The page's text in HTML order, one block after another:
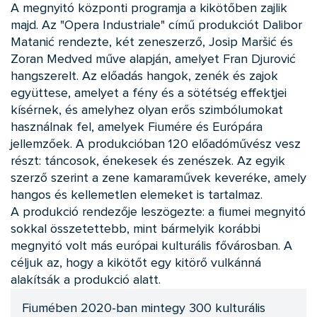
A megnyitó központi programja a kikötőben zajlik
majd. Az "Opera Industriale" című produkciót Dalibor
Matanić rendezte, két zeneszerző, Josip Maršić és
Zoran Medved műve alapján, amelyet Fran Djurović
hangszerelt. Az előadás hangok, zenék és zajok
együttese, amelyet a fény és a sötétség effektjei
kísérnek, és amelyhez olyan erős szimbólumokat
használnak fel, amelyek Fiumére és Európára
jellemzőek. A produkcióban 120 előadóművész vesz
részt: táncosok, énekesek és zenészek. Az egyik
szerző szerint a zene kamaraművek keveréke, amely
hangos és kellemetlen elemeket is tartalmaz.
A produkció rendezője leszögezte: a fiumei megnyitó
sokkal összetettebb, mint bármelyik korábbi
megnyitó volt más európai kulturális fővárosban. A
céljuk az, hogy a kikötőt egy kitörő vulkánná
alakítsák a produkció alatt.
Fiumében 2020-ban mintegy 300 kulturális